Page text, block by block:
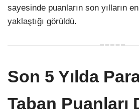
sayesinde puanların son yılların
yaklaştığı görüldü.
Son 5 Yılda
Taban Puanları